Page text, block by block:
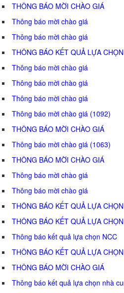
THÔNG BÁO MỜI CHÀO GIÁ
Thông báo mời chào giá
Thông báo mời chào giá
THÔNG BÁO KẾT QUẢ LỰA
Thông báo mời chào giá
Thông báo mời chào giá
Thông báo mời chào giá
Thông báo mời chào giá (1092)
THÔNG BÁO MỜI CHÀO GIÁ
Thông báo mời chào giá (1063)
THÔNG BÁO MỜI CHÀO GIÁ
Thông báo mời chào giá
Thông báo mời chào giá
THÔNG BÁO KẾT QUẢ LỰA
THÔNG BÁO KẾT QUẢ LỰA
Thông báo kết quả lựa chọn NCC
THÔNG BÁO KẾT QUẢ LỰA
THÔNG BÁO MỜI CHÀO GIÁ
Thông báo kết quả lựa chọn nhà